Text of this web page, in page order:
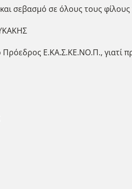
και σεβασμό σε
Πρόεδρος Ε.ΚΑ.Σ.ΚΕ.ΝΟ.Π., γιατί